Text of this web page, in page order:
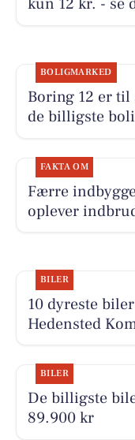
kun 12 kr. - se
BOLIGMARKED
Boring 12 er til
de billigste
FAKTA OM
Færre
oplever
BILER
10 dyreste
Hedensted
BILER
De billigste
89.900 kr